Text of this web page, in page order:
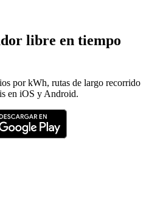
libre en tiempo
por kWh, rutas de largo recorrido
en iOS y Android.